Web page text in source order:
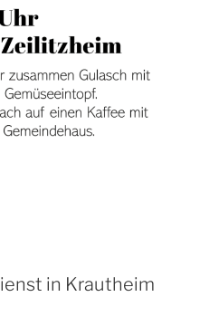
in Krautheim